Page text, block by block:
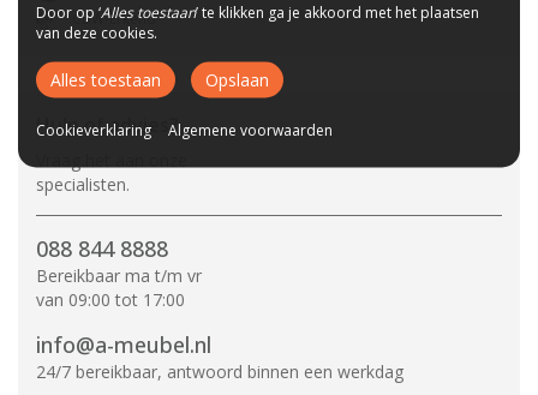
CBW-Erkend
Hulp of advies?
specialisten.
088 844 8888
Bereikbaar ma t/m vr
van 09:00 tot 17:00
info@a-meubel.nl
24/7 bereikbaar, antwoord binnen een werkdag
Door op ‘Alles toestaan’ te klikken ga je akkoord met het plaatsen
van deze cookies.
Alles toestaan Opslaan
Cookieverklaring Algemene voorwaarden